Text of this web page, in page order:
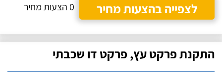
לצפייה בהצעות מחיר
0 הצעות מחיר
התקנת פרקט עץ, פרקט דו שכבתי